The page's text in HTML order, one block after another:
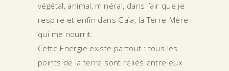
végétal, animal, minéral, dans l’air que je
respire et enfin dans Gaïa, la Terre-Mère
qui me nourrit.
Cette Energie existe partout : tous les
points de la terre sont reliés entre eux